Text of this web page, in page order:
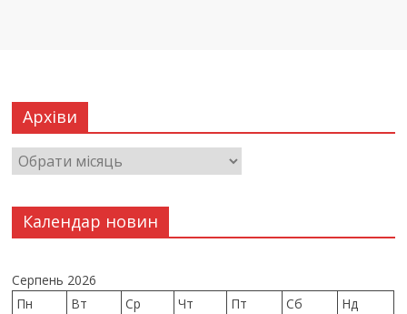
Архіви
Календар новин
Серпень 2026
Пн
Вт Ср Чт Пт Сб
Нд